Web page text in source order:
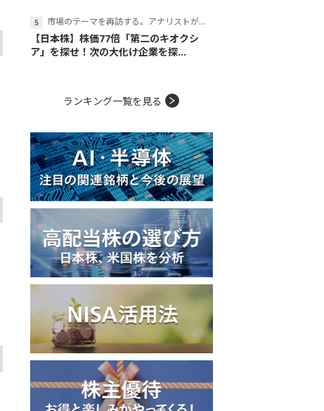
市場のテーマを再訪する。アナリストが読み解くテーマの本質
【日本株】株価77倍「第二のキオクシ
ア」を探せ！次の大化け企業を探...
ランキング一覧を見る